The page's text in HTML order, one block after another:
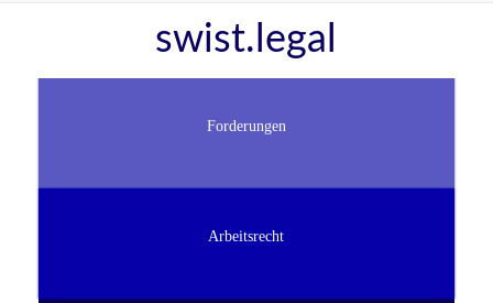
swist.legal
Forderungen
Arbeitsrecht